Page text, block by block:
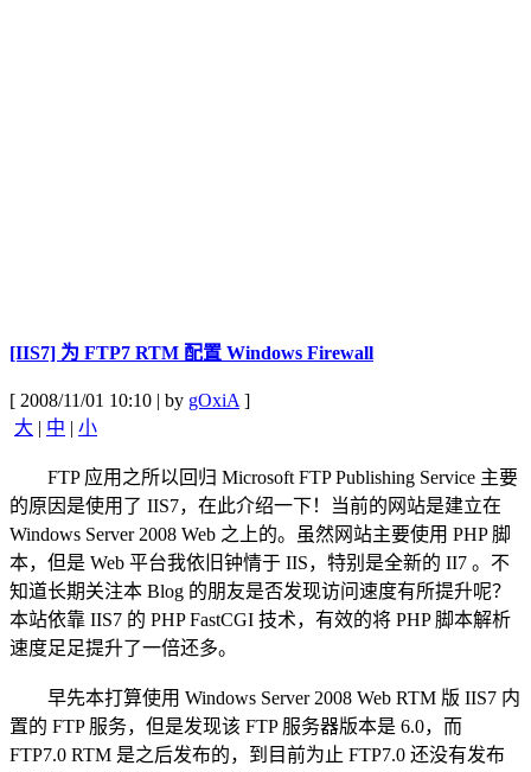
[IIS7] 为 FTP7 RTM 配置 Windows Firewall
[ 2008/11/01 10:10 | by gOxiA]
大 | 中 | 小
FTP 应用之所以回归 Microsoft FTP Publishing Service 主要
的原因是使用了 IIS7，在此介绍一下！当前的网站是建立在
Windows Server 2008 Web 之上的。虽然网站主要使用 PHP 脚
本，但是 Web 平台我依旧钟情于 IIS，特别是全新的 II7 。不
知道长期关注本 Blog 的朋友是否发现访问速度有所提升呢？
本站依靠 IIS7 的 PHP FastCGI 技术，有效的将 PHP 脚本解析
速度足足提升了一倍还多。
早先本打算使用 Windows Server 2008 Web RTM 版 IIS7 内
置的 FTP 服务，但是发现该 FTP 服务器版本是 6.0，而
FTP7.0 RTM 是之后发布的，到目前为止 FTP7.0 还没有发布